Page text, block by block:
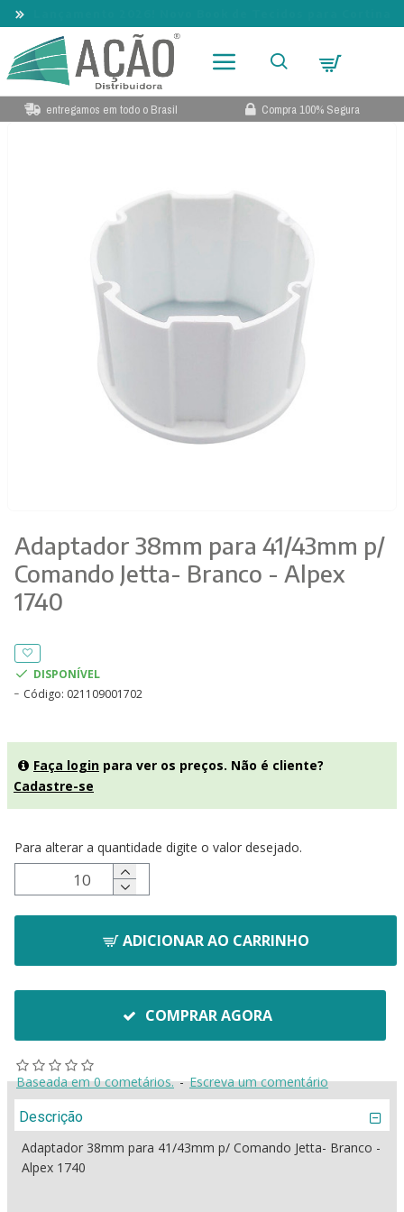
entregamos em todo o Brasil Compra 100% Segura
Adaptador 38mm para 41/43mm p/
Comando Jetta- Branco - Alpex
1740
DISPONÍVEL
Código: 021109001702
Faça login para ver os preços. Não é cliente?
Cadastre-se
Baseada em 0 cometários. - Escreva um comentário
Para alterar a quantidade digite o valor desejado.
ADICIONAR AO CARRINHO
COMPRAR AGORA
Descrição
Adaptador 38mm para 41/43mm p/ Comando Jetta- Branco -
Alpex 1740